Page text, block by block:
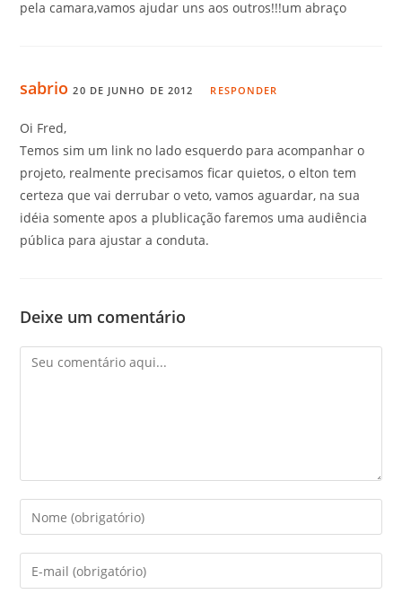
pela camara,vamos ajudar uns aos outros!!!um abraço
sabrio 20 DE JUNHO DE 2012 RESPONDER
Oi Fred,
Temos sim um link no lado esquerdo para acompanhar o
projeto, realmente precisamos ficar quietos, o elton tem
certeza que vai derrubar o veto, vamos aguardar, na sua
idéia somente apos a plublicação faremos uma audiência
pública para ajustar a conduta.
Deixe um comentário